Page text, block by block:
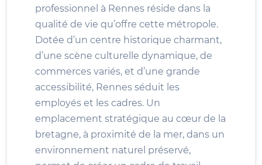
professionnel à Rennes réside dans la
qualité de vie qu’offre cette métropole.
Dotée d’un centre historique charmant,
d’une scène culturelle dynamique, de
commerces variés, et d’une grande
accessibilité, Rennes séduit les
employés et les cadres. Un
emplacement stratégique au cœur de la
bretagne, à proximité de la mer, dans un
environnement naturel préservé,